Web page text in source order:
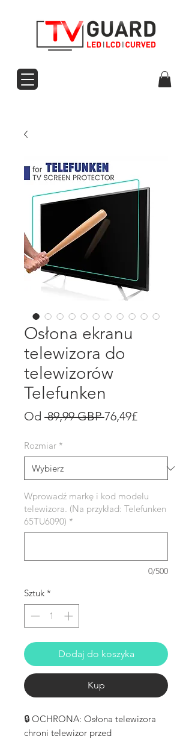
Osłona ekranu
telewizora do
telewizorów
Telefunken
Od 89,99 GBP Regularna
76,49£Cena
Rozmiar *
Wprowadź markę i kod modelu
telewizora. (Na przykład: Telefunken
65TU6090) *
0/500
Sztuk *
Dodaj do koszyka
Kup
🔒 OCHRONA: Osłona telewizora
chroni telewizor przed